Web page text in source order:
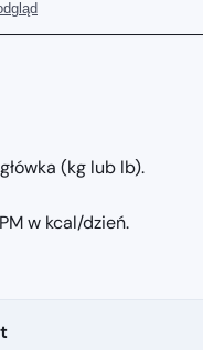
(kg lub lb).
w kcal/dzień.